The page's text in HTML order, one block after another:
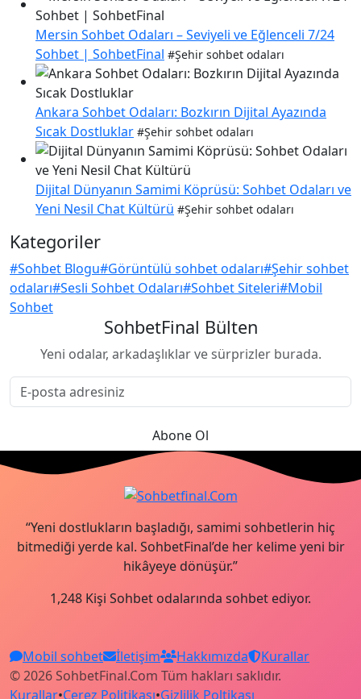
Mersin Sohbet Odaları – Seviyeli ve Eğlenceli 7/24
Sohbet | SohbetFinal #Şehir sohbet odaları
Ankara Sohbet Odaları: Bozkırın Dijital Ayazında
Sıcak Dostluklar #Şehir sohbet odaları
Dijital Dünyanın Samimi Köprüsü: Sohbet Odaları ve
Yeni Nesil Chat Kültürü #Şehir sohbet odaları
Kategoriler
#Sohbet Blogu#Görüntülü sohbet odaları#Şehir sohbet
odaları#Sesli Sohbet Odaları#Sohbet Siteleri#Mobil
Sohbet
SohbetFinal Bülten
Yeni odalar, arkadaşlıklar ve sürprizler burada.
Abone Ol
“Yeni dostlukların başladığı, samimi sohbetlerin hiç
bitmediği yerde kal. SohbetFinal’de her kelime yeni bir
hikâyeye dönüşür.”
1,248 Kişi Sohbet odalarında sohbet ediyor.
Mobil sohbet İletişim Hakkımızda
Kurallar
© 2026 SohbetFinal.Com Tüm hakları saklıdır.
Kurallar•Çerez Politikası•Gizlilik Poltikası